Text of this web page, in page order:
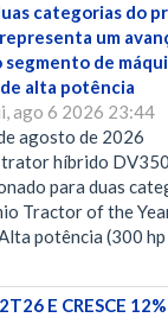
categorias do
um
de
alta potência
ago 6 2026 23:44
agosto de 2026
híbrido
para duas
Tractor of the
potência (300 hp
E CRESCE 12%